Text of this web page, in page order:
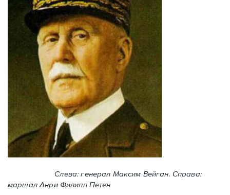
Слева: генерал Максим Вейган. Справа:
маршал Анри Филипп Петен